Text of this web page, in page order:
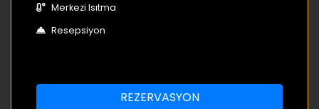
Merkezi Isıtma
Resepsiyon
REZERVASYON